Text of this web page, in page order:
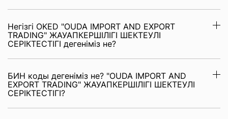
Негізгі OKED "OUDA IMPORT AND EXPORT
ТRADING" ЖАУАПКЕРШІЛІГІ ШЕКТЕУЛІ
СЕРІКТЕСТІГІ дегеніміз не?
БИН коды дегеніміз не? "OUDA IMPORT AND
EXPORT ТRADING" ЖАУАПКЕРШІЛІГІ ШЕКТЕУЛІ
СЕРІКТЕСТІГІ?